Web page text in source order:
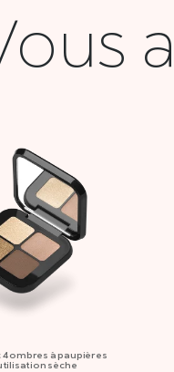
ombres à paupières
sèche